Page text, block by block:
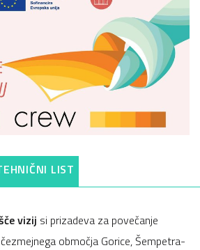
LIST
vizij si prizadeva za povečanje
območja Gorice, Šempetra-